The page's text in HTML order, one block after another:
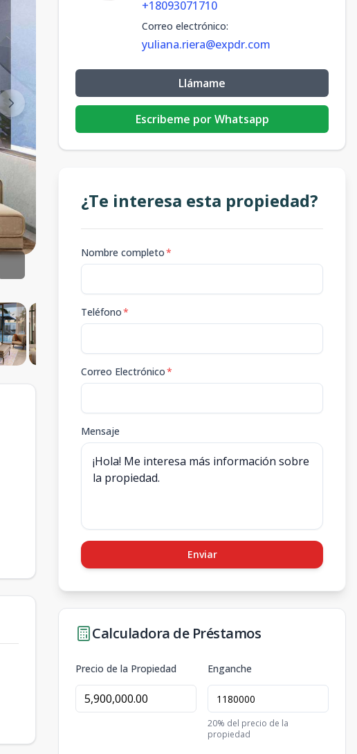
+18093071710
Correo electrónico:
yuliana.riera@expdr.com
Llámame
Escribeme por Whatsapp
¿Te interesa esta propiedad?
Nombre completo*
Teléfono*
Correo Electrónico*
Mensaje
Enviar
Calculadora de Préstamos
Precio de la Propiedad Enganche
20% del precio de la
propiedad